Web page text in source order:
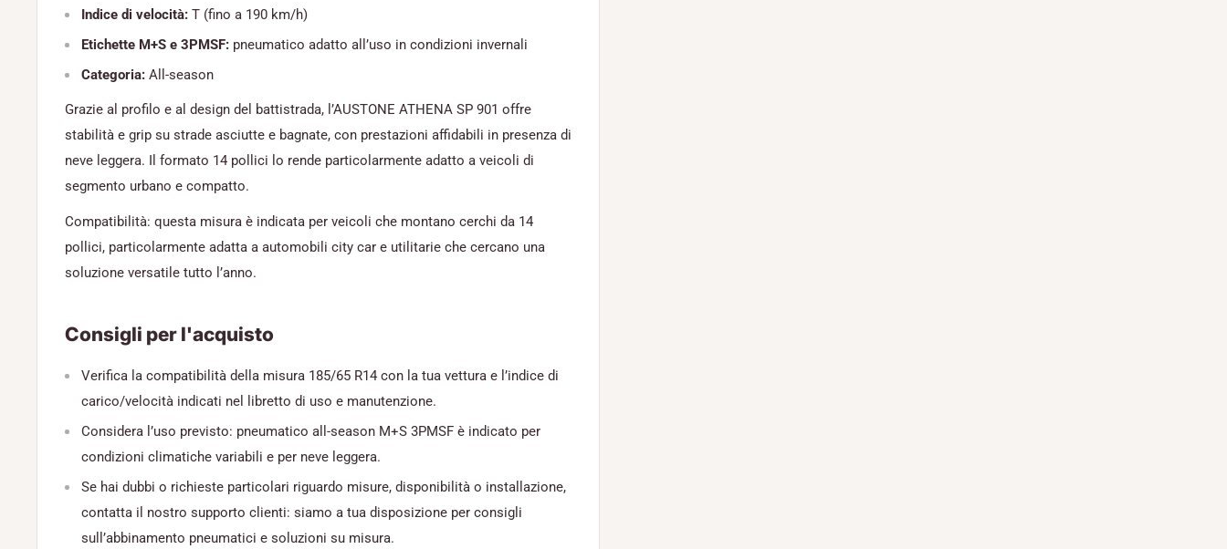
Indice di velocità: T (fino a 190 km/h)
Etichette M+S e 3PMSF: pneumatico adatto all’uso in condizioni invernali
Categoria: All-season
Grazie al profilo e al design del battistrada, l’AUSTONE ATHENA SP 901 offre
stabilità e grip su strade asciutte e bagnate, con prestazioni affidabili in presenza di
neve leggera. Il formato 14 pollici lo rende particolarmente adatto a veicoli di
segmento urbano e compatto.
Compatibilità: questa misura è indicata per veicoli che montano cerchi da 14
pollici, particolarmente adatta a automobili city car e utilitarie che cercano una
soluzione versatile tutto l’anno.
Consigli per l'acquisto
Verifica la compatibilità della misura 185/65 R14 con la tua vettura e l’indice di
carico/velocità indicati nel libretto di uso e manutenzione.
Considera l’uso previsto: pneumatico all-season M+S 3PMSF è indicato per
condizioni climatiche variabili e per neve leggera.
Se hai dubbi o richieste particolari riguardo misure, disponibilità o installazione,
contatta il nostro supporto clienti: siamo a tua disposizione per consigli
sull’abbinamento pneumatici e soluzioni su misura.